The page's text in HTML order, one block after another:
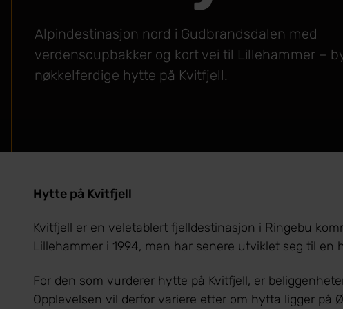
Alpindestinasjon nord i Gudbrandsdalen med
verdenscupbakker og kort vei til Lillehammer –
nøkkelferdige hytte på Kvitfjell.
Hytte på Kvitfjell
Kvitfjell er en veletablert fjelldestinasjon i Ringebu
Lillehammer i 1994, men har senere utviklet seg til
For den som vurderer hytte på Kvitfjell, er
Opplevelsen vil derfor variere etter om hytta ligger på